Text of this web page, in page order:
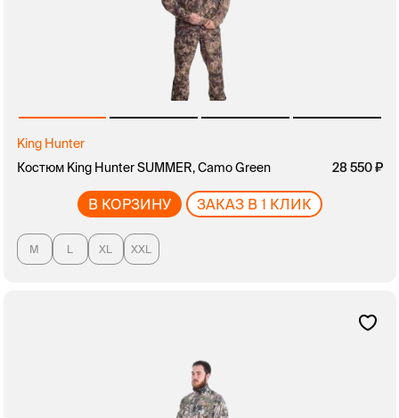
King Hunter
Костюм King Hunter SUMMER, Camo Green
28 550
В КОРЗИНУ ЗАКАЗ В 1 КЛИК
M L XL XXL